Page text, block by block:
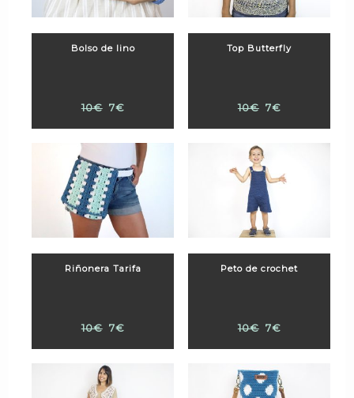
Bolso de lino
10€ 7€
Top Butterfly
10€ 7€
Riñonera Tarifa
10€ 7€
Peto de crochet
10€ 7€